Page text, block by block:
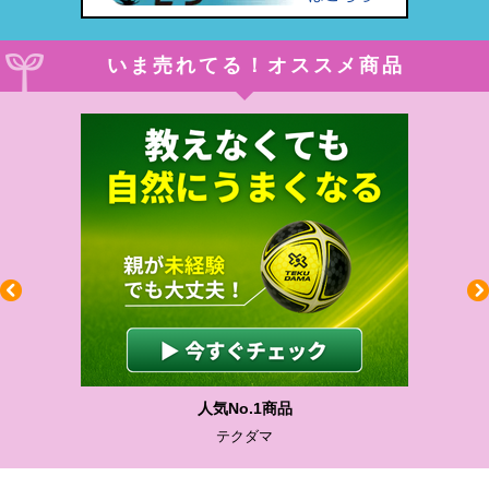
いま売れてる！オススメ商品
人気No.1商品
テクダマ